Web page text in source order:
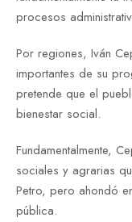
procesos
Por regiones, Iván
importantes de su
pretende que el
bienestar social.
Fundamentalmente,
sociales y agrarias
Petro, pero ahondó
pública.